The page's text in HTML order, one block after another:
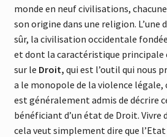
monde en neuf civilisations,
son origine dans une religion. L’une
sûr, la civilisation occidentale
et dont la caractéristique principale
sur le Droit, qui est l’outil qui nous
a le monopole de la violence légale,
est généralement admis de décrire
bénéficiant d’un état de Droit. Vivre
cela veut simplement dire que